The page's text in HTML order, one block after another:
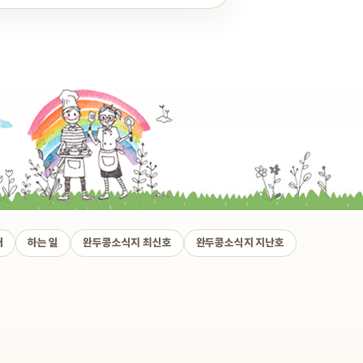
하는 일 완두콩소식지 최신호 완두콩소식지 지난호